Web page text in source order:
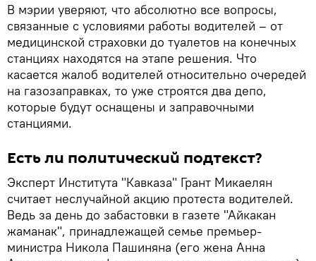
В мэрии уверяют, что абсолютно все вопросы,
связанные с условиями работы водителей – от
медицинской страховки до туалетов на конечных
станциях находятся на этапе решения. Что
касается жалоб водителей относительно очередей
на газозаправках, то уже строятся два депо,
которые будут оснащены и заправочными
станциями.
Есть ли политический подтекст?
Эксперт Института "Кавказа" Грант Микаелян
считает неслучайной акцию протеста водителей.
Ведь за день до забастовки в газете "Айкакан
жаманак", принадлежащей семье премьер-
министра Никола Пашиняна (его жена Анна